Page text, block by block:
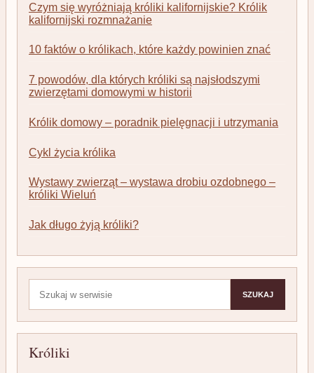
Czym się wyróżniają króliki kalifornijskie? Królik
kalifornijski rozmnażanie
10 faktów o królikach, które każdy powinien znać
7 powodów, dla których króliki są najsłodszymi
zwierzętami domowymi w historii
Królik domowy – poradnik pielęgnacji i utrzymania
Cykl życia królika
Wystawy zwierząt – wystawa drobiu ozdobnego –
króliki Wieluń
Jak długo żyją króliki?
Szukaj:
SZUKAJ
Króliki